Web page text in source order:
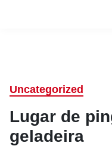
Uncategorized
Lugar de
geladeira